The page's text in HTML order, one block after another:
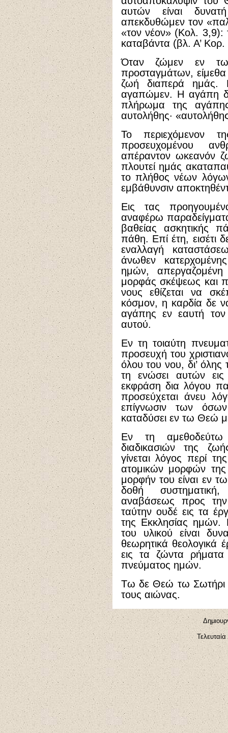
αυτών είναι
απεκδυθώμεν τον
«τον νέον» (Κολ. 3,9):
καταβάντα (βλ. Α’
Όταν ζώμεν εν τω
προσταγμάτων, είμεθα
ζωή διαπερά ημάς.
αγαπώμεν. Η αγάπη
πλήρωμα της
αυτολήθης·
Το περιεχόμενον
προσευχομένου
απέραντον ωκεανόν
πλουτεί ημάς
το πλήθος νέων
εμβάθυνσιν
Εις τας
αναφέρω
βαθείας ασκητικής
πάθη. Επί έτη, εισέτι
εναλλαγή
άνωθεν
ημών,
μορφάς σκέψεως και
νους εθίζεται να
κόσμον, η καρδία δε
αγάπης εν εαυτή
αυτού.
Εν τη τοιαύτη
προσευχή του
όλου του νου, δι’
τη ενώσει αυτών
εκφράση δια λόγου
προσεύχεται άνευ
επίγνωσιν των
καταδύσει εν τω Θεώ
Εν τη αμεθοδεύτω
διαδικασιών της
γίνεται λόγος περί
ατομικών μορφών
μορφήν του είναι εν
δοθή
αναβάσεως προς
ταύτην ουδέ εις τα
της Εκκλησίας ημών.
του υλικού είναι
θεωρητικά θεολογικά
εις τα ζώντα ρήματα
πνεύματος ημών.
Τω δε Θεώ τω Σωτήρι
τους αιώνας.